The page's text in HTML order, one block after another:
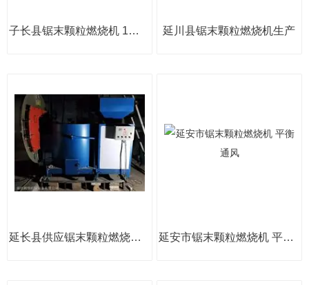
子长县锯末颗粒燃烧机 1吨小型锅炉 延川县锯末颗粒燃烧机生产
延长县供应锯末颗粒燃烧机自动控温 延安市锯末颗粒燃烧机 平衡通风